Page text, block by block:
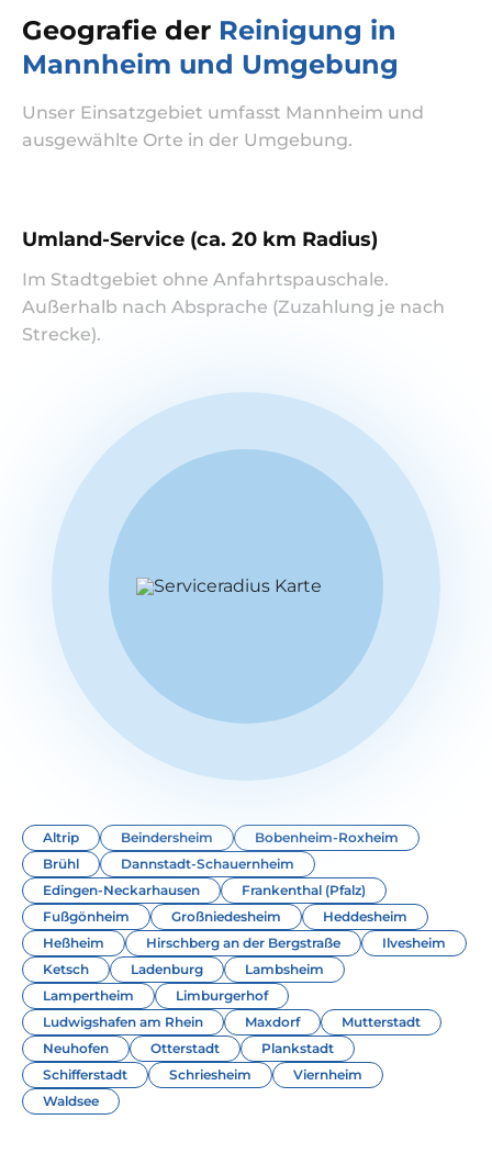
Geografie der Reinigung in
Mannheim und Umgebung
Unser Einsatzgebiet umfasst Mannheim und
ausgewählte Orte in der Umgebung.
Umland-Service (ca. 20 km Radius)
Im Stadtgebiet ohne Anfahrtspauschale.
Außerhalb nach Absprache (Zuzahlung je nach
Strecke).
Altrip Beindersheim
Bobenheim-Roxheim
Brühl
Dannstadt-Schauernheim
Edingen-Neckarhausen
Frankenthal (Pfalz)
Fußgönheim
Großniedesheim
Heddesheim
Heßheim
Hirschberg an der Bergstraße
Ilvesheim
Ketsch
Ladenburg
Lambsheim
Lampertheim
Limburgerhof
Ludwigshafen am Rhein
Maxdorf
Mutterstadt
Neuhofen
Otterstadt
Plankstadt
Schifferstadt
Schriesheim
Viernheim
Waldsee